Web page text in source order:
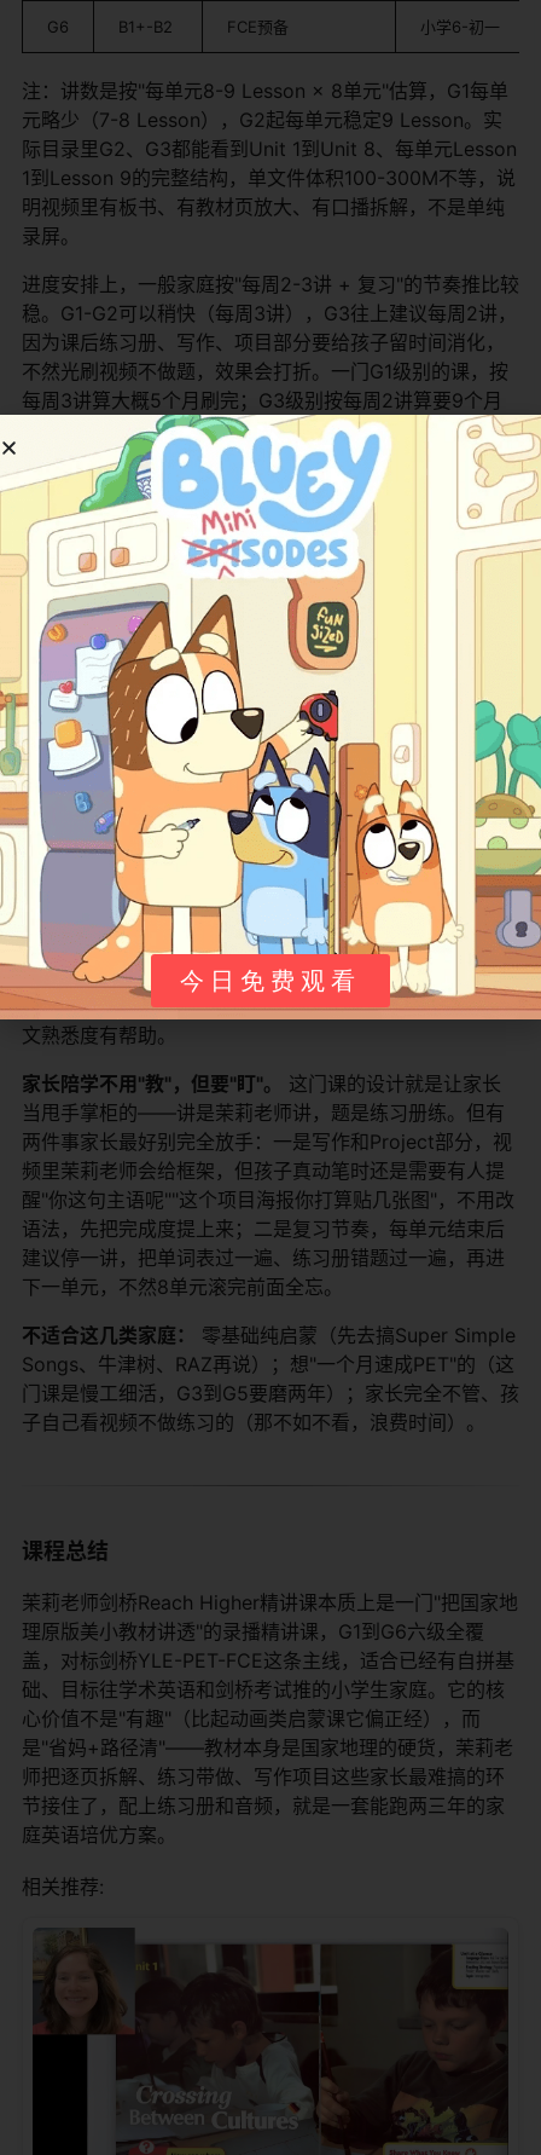
G6 B1+-B2 FCE预备 小学6-初一
注：讲数是按"每单元8-9 Lesson × 8单元"估算，G1每单
元略少（7-8 Lesson），G2起每单元稳定9 Lesson。实
际目录里G2、G3都能看到Unit 1到Unit 8、每单元Lesson
1到Lesson 9的完整结构，单文件体积100-300M不等，说
明视频里有板书、有教材页放大、有口播拆解，不是单纯
录屏。
进度安排上，一般家庭按"每周2-3讲 + 复习"的节奏推比较
稳。G1-G2可以稍快（每周3讲），G3往上建议每周2讲，
因为课后练习册、写作、项目部分要给孩子留时间消化，
不然光刷视频不做题，效果会打折。一门G1级别的课，按
每周3讲算大概5个月刷完；G3级别按每周2讲算要9个月
左右，这是比较 realistic 的节奏。
课程建议
选级不要只看孩子在校年级，要看实测水平。
Higher是美小原版教材，G1开篇就有一定词汇量要求（颜
色、数字、家庭成员、简单动词过去式这些要熟），如果
孩子校内英语刚起步、没做过自然拼读，直接上G1也会吃
力。比较稳妥的办法是先翻一下G1 Unit 1的教材页或者试
听一讲，能跟上70%再入；跟不上就先补半年自拼和RAZ
D-E级别再回来。
配套要买齐三样：学生书、练习册、音频。​ 茉莉老师的精
讲是对着学生书一页页走的，光看视频不翻书，孩子眼睛
里没有"文本感"，久了会发现"听得懂但看不到"。练习册必
须配，因为视频里讲的很多题就是练习册原题，让孩子暂
停先做、再听讲解，比一路播放效果好得多。音频用于碎
片时间磨耳朵——Reach Higher的音频是国家地理原版录
制，语速、发音都是标准美音，早饭、车上放一放，对课
文熟悉度有帮助。
家长陪学不用"教"，但要"盯"。
​ 这门课的设计就是让家长
当甩手掌柜的——讲是茉莉老师讲，题是练习册练。但有
两件事家长最好别完全放手：一是写作和Project部分，视
频里茉莉老师会给框架，但孩子真动笔时还是需要有人提
醒"你这句主语呢""这个项目海报你打算贴几张图"，不用改
语法，先把完成度提上来；二是复习节奏，每单元结束后
建议停一讲，把单词表过一遍、练习册错题过一遍，再进
下一单元，不然8单元滚完前面全忘。
不适合这几类家庭：
​ 零基础纯启蒙（先去搞Super Simple
Songs、牛津树、RAZ再说）；想"一个月速成PET"的（这
门课是慢工细活，G3到G5要磨两年）；家长完全不管、孩
子自己看视频不做练习的（那不如不看，浪费时间）。
课程总结
茉莉老师剑桥Reach Higher精讲课本质上是一门"把国家地
理原版美小教材讲透"的录播精讲课，G1到G6六级全覆
盖，对标剑桥YLE-PET-FCE这条主线，适合已经有自拼基
础、目标往学术英语和剑桥考试推的小学生家庭。它的核
心价值不是"有趣"（比起动画类启蒙课它偏正经），而
是"省妈+路径清"——教材本身是国家地理的硬货，茉莉老
师把逐页拆解、练习带做、写作项目这些家长最难搞的环
节接住了，配上练习册和音频，就是一套能跑两三年的家
庭英语培优方案。
相关推荐:
今日免费观看